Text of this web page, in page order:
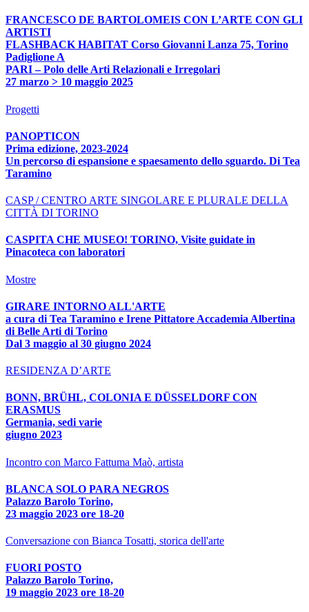
FRANCESCO DE BARTOLOMEIS CON L’ARTE CON GLI
ARTISTI
FLASHBACK HABITAT Corso Giovanni Lanza 75, Torino
Padiglione A
PARI – Polo delle Arti Relazionali e Irregolari
27 marzo > 10 maggio 2025
Progetti
PANOPTICON
Prima edizione, 2023-2024
Un percorso di espansione e spaesamento dello sguardo. Di Tea
Taramino
CASP / CENTRO ARTE SINGOLARE E PLURALE DELLA
CITTÀ DI TORINO
CASPITA CHE MUSEO! TORINO, Visite guidate in
Pinacoteca con laboratori
Mostre
GIRARE INTORNO ALL'ARTE
a cura di Tea Taramino e Irene Pittatore Accademia Albertina
di Belle Arti di Torino
Dal 3 maggio al 30 giugno 2024
RESIDENZA D’ARTE
BONN, BRÜHL, COLONIA E DÜSSELDORF CON
ERASMUS
Germania, sedi varie
giugno 2023
Incontro con Marco Fattuma Maò, artista
BLANCA SOLO PARA NEGROS
Palazzo Barolo Torino,
23 maggio 2023 ore 18-20
Conversazione con Bianca Tosatti, storica dell'arte
FUORI POSTO
Palazzo Barolo Torino,
19 maggio 2023 ore 18-20